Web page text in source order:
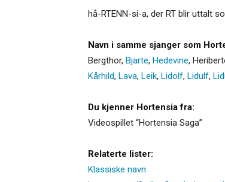
hå-RTENN-si-a, der RT blir uttalt
Navn i samme sjanger som
Bergthor, Bjarte, Hedevine,
Kårhild, Lava, Leik, Lidolf, Lidulf,
Du kjenner Hortensia fra:
Videospillet “Hortensia Saga”
Relaterte lister:
Klassiske navn